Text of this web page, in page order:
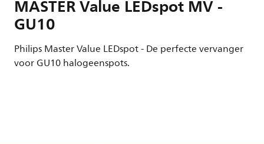
MASTER Value LEDspot MV -
GU10
Philips Master Value LEDspot - De perfecte vervanger
voor GU10 halogeenspots.